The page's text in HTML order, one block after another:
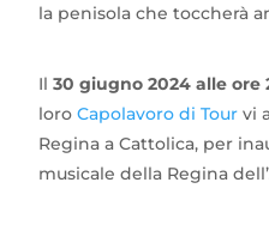
la penisola che toccherà
Il30 giugno 2024 alle ore
loroCapolavoro di Tour vi
Regina a Cattolica, per
musicale della Regina